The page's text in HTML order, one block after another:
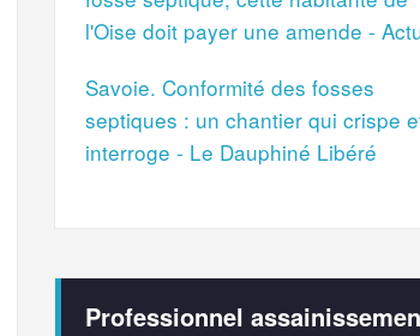
l'Oise doit payer une amende -
Savoie. Conformité des fosses
septiques : un chantier qui crispe
interroge - Le Dauphiné Libéré
Professionnel